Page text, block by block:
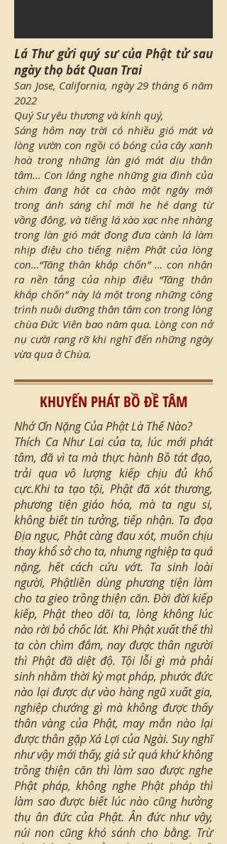
Lá Thư gửi quý sư của Phật tử sau
ngày thọ bát Quan Trai
San Jose, California, ngày 29 tháng 6 năm
2022
Quý Sư yêu thương và kính quý,
Sáng hôm nay trời có nhiều gió mát và
lòng vườn con ngồi có bóng của cây xanh
hoà trong những làn gió mát dịu thân
tâm… Con lắng nghe những gia đình của
chim đang hót ca chào một ngày mới
trong ánh sáng chỉ mới he hé dạng từ
vầng đông, và tiếng lá xào xạc nhẹ nhàng
trong làn gió mát đong đưa cành lá làm
nhịp điệu cho tiếng niệm Phật của lòng
con…“Tăng thân khắp chốn” … con nhận
ra nền tảng của nhịp điệu “Tăng thân
khắp chốn” này là một trong những công
trình nuôi dưỡng thân tâm con trong lòng
chùa Đức Viên bao năm qua. Lòng con nở
nụ cười rạng rỡ khi nghĩ đến những ngày
vừa qua ở Chùa.
KHUYẾN PHÁT BỒ ĐỀ TÂM
Nhớ Ơn Nặng Của Phật Là Thế Nào?
Thích Ca Như Lai của ta, lúc mới phát
tâm, đã vì ta mà thực hành Bồ tát đạo,
trải qua vô lượng kiếp chịu đủ khổ
cực.Khi ta tạo tội, Phật đã xót thương,
phương tiện giáo hóa, mà ta ngu si,
không biết tin tưởng, tiếp nhận. Ta đọa
Địa ngục, Phật càng đau xót, muốn chịu
thay khổ sở cho ta, nhưng nghiệp ta quá
nặng, hết cách cứu vớt. Ta sinh loài
người, Phậtliền dùng phương tiện làm
cho ta gieo trồng thiện căn. Đời đời kiếp
kiếp, Phật theo dõi ta, lòng không lúc
nào rời bỏ chốc lát. Khi Phật xuất thế thì
ta còn chìm đắm, nay được thân người
thì Phật đã diệt độ. Tội lỗi gì mà phải
sinh nhằm thời kỳ mạt pháp, phước đức
nào lại được dự vào hàng ngũ xuất gia,
nghiệp chướng gì mà không được thấy
thân vàng của Phật, may mắn nào lại
được thân gặp Xá Lợi của Ngài. Suy nghĩ
như vậy mới thấy, giả sử quá khứ không
trồng thiện căn thì làm sao được nghe
Phật pháp, không nghe Phật pháp thì
làm sao được biết lúc nào cũng hưởng
thụ ân đức của Phật. Ân đức như vậy,
núi non cũng khó sánh cho bằng. Trừ